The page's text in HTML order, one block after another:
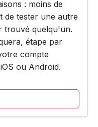
: moins de
de tester une autre
trouvé quelqu'un.
étape par
compte
ou Android.